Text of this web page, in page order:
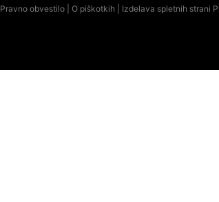
Pravno obvestilo O piškotkih | Izdelava spletnih strani